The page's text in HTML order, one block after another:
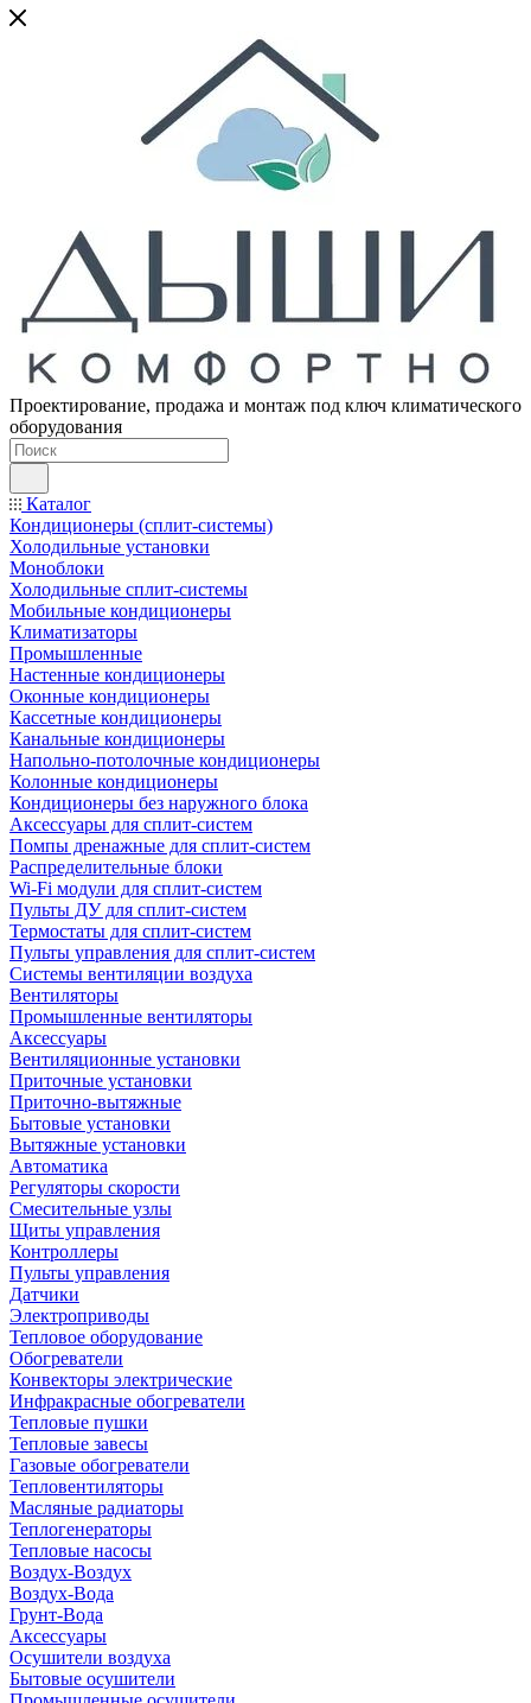
Проектирование, продажа и монтаж под ключ климатического
оборудования
Каталог
Кондиционеры (сплит-системы)
Холодильные установки
Моноблоки
Холодильные сплит-системы
Мобильные кондиционеры
Климатизаторы
Промышленные
Настенные кондиционеры
Оконные кондиционеры
Кассетные кондиционеры
Канальные кондиционеры
Напольно-потолочные кондиционеры
Колонные кондиционеры
Кондиционеры без наружного блока
Аксессуары для сплит-систем
Помпы дренажные для сплит-систем
Распределительные блоки
Wi-Fi модули для сплит-систем
Пульты ДУ для сплит-систем
Термостаты для сплит-систем
Пульты управления для сплит-систем
Системы вентиляции воздуха
Вентиляторы
Промышленные вентиляторы
Аксессуары
Вентиляционные установки
Приточные установки
Приточно-вытяжные
Бытовые установки
Вытяжные установки
Автоматика
Регуляторы скорости
Смесительные узлы
Щиты управления
Контроллеры
Пульты управления
Датчики
Электроприводы
Тепловое оборудование
Обогреватели
Конвекторы электрические
Инфракрасные обогреватели
Тепловые пушки
Тепловые завесы
Газовые обогреватели
Тепловентиляторы
Масляные радиаторы
Теплогенераторы
Тепловые насосы
Воздух-Воздух
Воздух-Вода
Грунт-Вода
Аксессуары
Осушители воздуха
Бытовые осушители